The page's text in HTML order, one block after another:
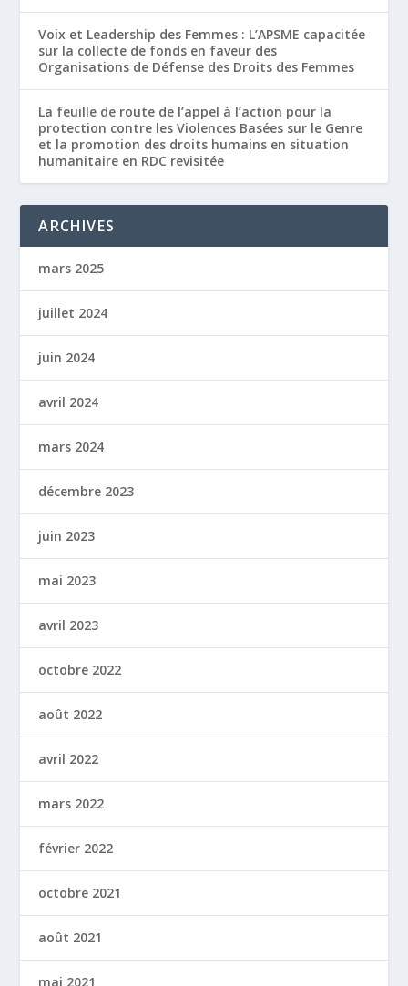
Voix et Leadership des Femmes : L’APSME capacitée
sur la collecte de fonds en faveur des
Organisations de Défense des Droits des Femmes
La feuille de route de l’appel à l’action pour la
protection contre les Violences Basées sur le Genre
et la promotion des droits humains en situation
humanitaire en RDC revisitée
ARCHIVES
mars 2025
juillet 2024
juin 2024
avril 2024
mars 2024
décembre 2023
juin 2023
mai 2023
avril 2023
octobre 2022
août 2022
avril 2022
mars 2022
février 2022
octobre 2021
août 2021
mai 2021